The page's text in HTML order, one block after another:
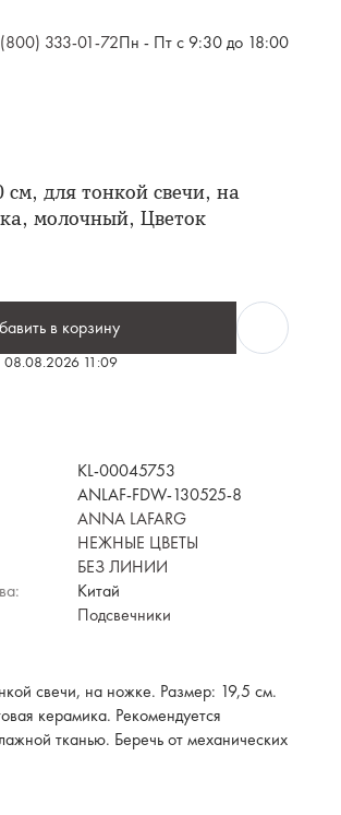
333-01-72Пн - Пт с 9:30 до 18:00
см, для тонкой свечи, на
молочный, Цветок
08.08.2026 11:09
в корзину
KL-00045753
ANLAF-FDW-130525-8
ANNA LAFARG
НЕЖНЫЕ ЦВЕТЫ
БЕЗ ЛИНИИ
Китай
Подсвечники
свечи, на ножке. Размер: 19,5 см.
керамика. Рекомендуется
тканью. Беречь от механических